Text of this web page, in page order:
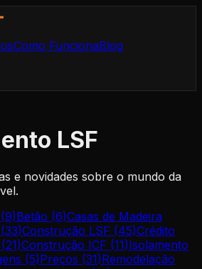
Como FuncionaBlog
LSF
e novidades sobre o mundo da
(9)Betão (6)Casas de Madeira
(33)Construção LSF (45)Crédito
(21)Construção ICF (11)Isolamento
(5)Preços (31)Remodelação